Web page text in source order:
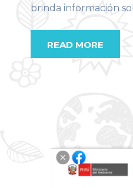
brinda información
READ MORE